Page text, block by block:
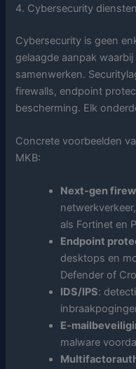
4. Cybersecurity
Cybersecurity is geen
gelaagde aanpak
samenwerken.
firewalls, endpoint
bescherming. Elk
Concrete voorbeelden
MKB:
Next-gen
als Fortinet en
Endpoint
desktops en
Defender of
IDS/IPS:
E-
malware